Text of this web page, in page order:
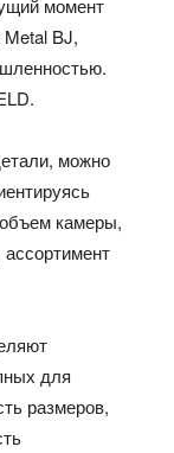
BJ,
можно
камеры,
для
размеров,